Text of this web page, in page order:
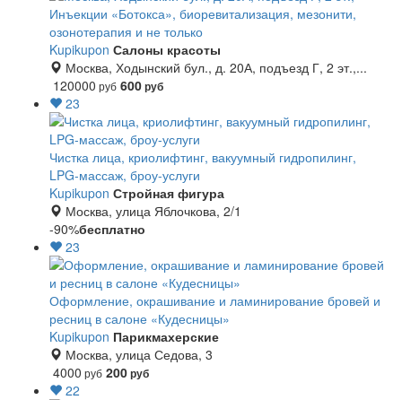
Инъекции «Ботокса», биоревитализация, мезонити,
озонотерапия и не только
Kupikupon Салоны красоты
Москва, Ходынский бул., д. 20А, подъезд Г, 2 эт.,...
120000 руб 600руб
23
Чистка лица, криолифтинг, вакуумный гидропилинг,
LPG-массаж, броу-услуги
Kupikupon Стройная фигура
Москва, улица Яблочкова, 2/1
-90%бесплатно
23
Оформление, окрашивание и ламинирование бровей и
ресниц в салоне «Кудесницы»
Kupikupon Парикмахерские
Москва, улица Седова, 3
4000 руб 200руб
22